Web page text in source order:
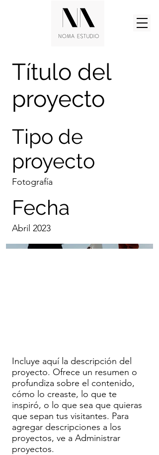
Título del
proyecto
Tipo de
proyecto
Fotografía
Fecha
Abril 2023
Incluye aquí la descripción del
proyecto. Ofrece un resumen o
profundiza sobre el contenido,
cómo lo creaste, lo que te
inspiró, o lo que sea que quieras
que sepan tus visitantes. Para
agregar descripciones a los
proyectos, ve a Administrar
proyectos.